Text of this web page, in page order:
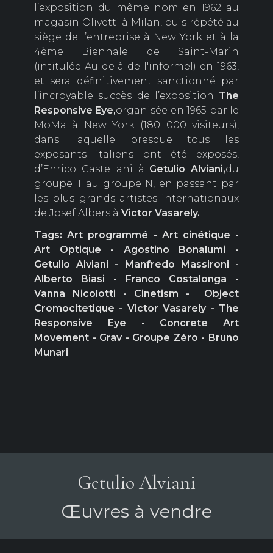
l’exposition du même nom en 1962 au
magasin Olivetti à Milan, puis répété au
siège de l’entreprise à New York et à la
4ème Biennale de Saint-Marin
(intitulée Au-delà de l'informel) en 1963,
et sera définitivement sanctionné par
l’incroyable succès de l’exposition The
Responsive Eye,organisée en 1965 par le
MoMa à New York (180 000 visiteurs),
dans laquelle presque tous les
exposants italiens ont été exposés,
d’Enrico CasteIlani à Getulio Alviani,du
groupe T au groupe N, en passant par
les plus grands artistes internationaux
de Josef Albers à Victor Vasarely.
Tags: Art programmé - Art cinétique -
Art Optique - Agostino Bonalumi -
Getulio Alviani - Manfredo Massironi -
Alberto Biasi - Franco Costalonga -
Vanna Nicolotti - Cinetism - Object
Cromocitetique - Victor Vasarely - The
Responsive Eye - Concrete Art
Movement - Grav - Groupe Zéro - Bruno
Munari
Getulio Alviani
Œuvres à vendre